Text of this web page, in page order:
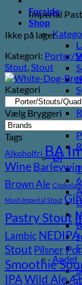
Forside
Shop
Øl
Andet
Imperial
Ikke på lager
Kategori: Porter/
Stout,Stout
Kategori
Vælg Bryggeri
Tags
Alkoholfri BA
Wine
Brown Ale
Mash Imperial Stout Gin
Pastry Stout
LambicNEDIPA
StoutPilsner
Smoothie
IPAWild Ale